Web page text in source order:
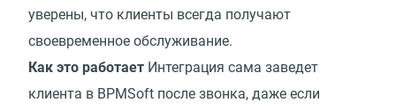
уверены, что клиенты всегда получают
своевременное обслуживание.
Как это работает Интеграция сама заведет
клиента в BPMSoft после звонка, даже если